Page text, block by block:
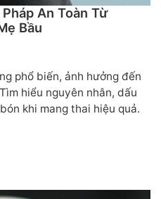
An Toàn Từ
Bầu
phổ biến, ảnh hưởng đến
hiểu nguyên nhân, dấu
khi mang thai hiệu quả.